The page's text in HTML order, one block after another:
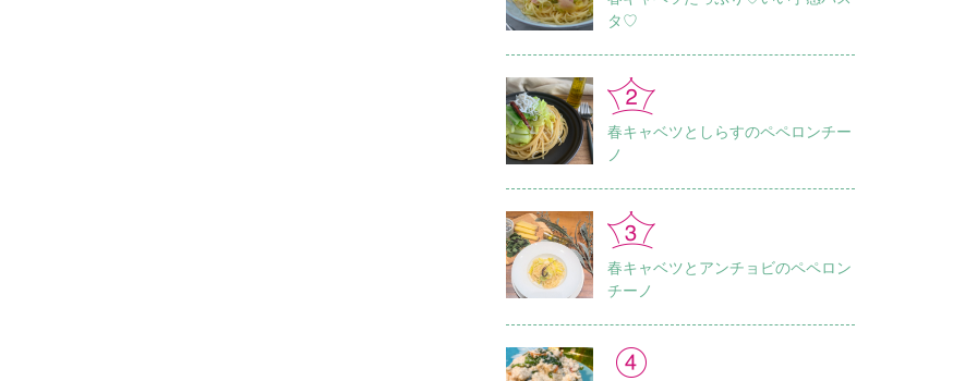
タ♡
春キャベツとしらすのペペロンチー
ノ
春キャベツとアンチョビのペペロン
チーノ